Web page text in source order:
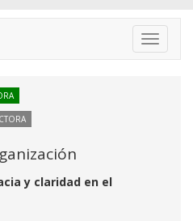
Toggle
y claridad en el